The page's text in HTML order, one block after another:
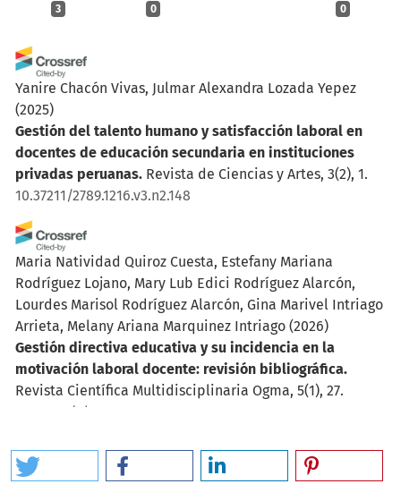
3 0 0
Yanire Chacón Vivas, Julmar Alexandra Lozada Yepez
(2025)
Gestión del talento humano y satisfacción laboral en
docentes de educación secundaria en instituciones
privadas peruanas. Revista de Ciencias y Artes, 3(2), 1.
10.37211/2789.1216.v3.n2.148
Maria Natividad Quiroz Cuesta, Estefany Mariana
Rodríguez Lojano, Mary Lub Edici Rodríguez Alarcón,
Lourdes Marisol Rodríguez Alarcón, Gina Marivel Intriago
Arrieta, Melany Ariana Marquinez Intriago (2026)
Gestión directiva educativa y su incidencia en la
motivación laboral docente: revisión bibliográfica.
Revista Científica Multidisciplinaria Ogma, 5(1), 27.
10.69516/0b7q3a17
Yaney Carolina Rojas Maldonado, Dexi Andrea Camargo